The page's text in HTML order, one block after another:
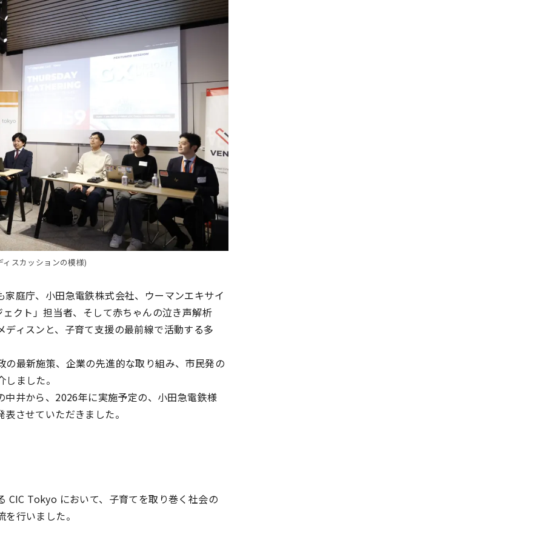
ィスカッションの模様)
庭庁、小田急電鉄株式会社、ウーマンエキサイ
クト」担当者、そして赤ちゃんの泣き声解析
ィスンと、子育て支援の最前線で活動する多
最新施策、企業の先進的な取り組み、市民発の
ました。
井から、2026年に実施予定の、小田急電鉄様
させていただきました。
Tokyo において、子育てを取り巻く社会の
行いました。